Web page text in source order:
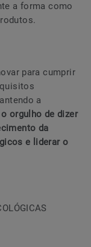
a forma como
para cumprir
a
orgulho de dizer
da
e liderar o